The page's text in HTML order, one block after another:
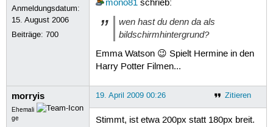
Anmeldungsdatum:
15. August 2006
Beiträge:700
mono81schrieb:
wen hast du denn da als
bildschirmhintergrund?
Emma Watson 😉 Spielt Hermine in den
Harry Potter Filmen...
morryis
Ehemali
ge
Zitieren
19. April 2009 00:26
Stimmt, ist etwa 200px statt 180px breit.